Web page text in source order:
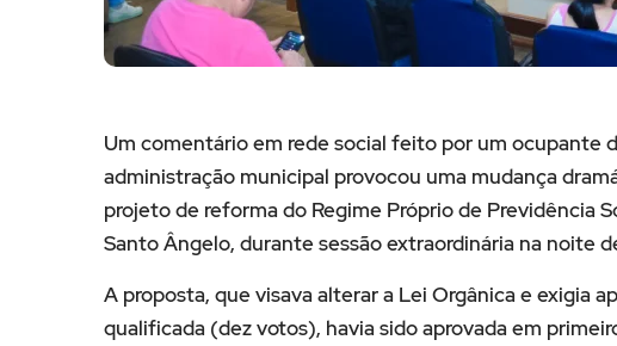
Um comentário em rede social feito por um ocupante
administração municipal provocou uma mudança
projeto de reforma do Regime Próprio de Previdência
Santo Ângelo, durante sessão extraordinária na noite
A proposta, que visava alterar a Lei Orgânica e exigia
qualificada (dez votos), havia sido aprovada em